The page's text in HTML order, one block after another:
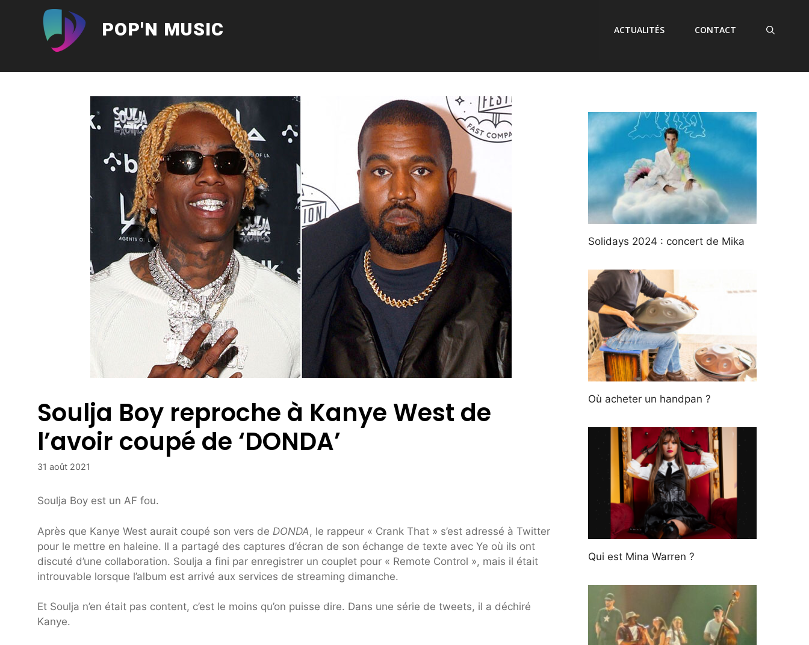
POP'N MUSIC ACTUALITÉS CONTACT
Soulja Boy reproche à Kanye West de
l’avoir coupé de ‘DONDA’
31 août 2021
Soulja Boy est un AF fou.
Après que Kanye West aurait coupé son vers de DONDA , le rappeur « Crank That » s’est adressé à Twitter
pour le mettre en haleine. Il a partagé des captures d’écran de son échange de texte avec Ye où ils ont
discuté d’une collaboration. Soulja a fini par enregistrer un couplet pour « Remote Control », mais il était
introuvable lorsque l’album est arrivé aux services de streaming dimanche.
Et Soulja n’en était pas content, c’est le moins qu’on puisse dire. Dans une série de tweets, il a déchiré
Kanye.
Solidays 2024 : concert de Mika
Où acheter un handpan ?
Qui est Mina Warren ?